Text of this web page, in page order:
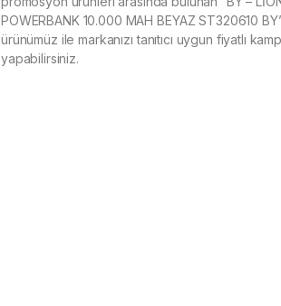
POWERBANK 10.000 MAH BEYAZ ST320610
ürünümüz ile markanızı tanıtıcı uygun fiyatlı
yapabilirsiniz.